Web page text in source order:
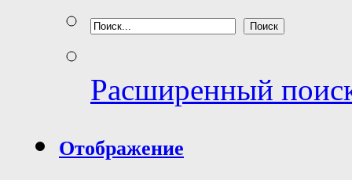
Расширенный
Отображение